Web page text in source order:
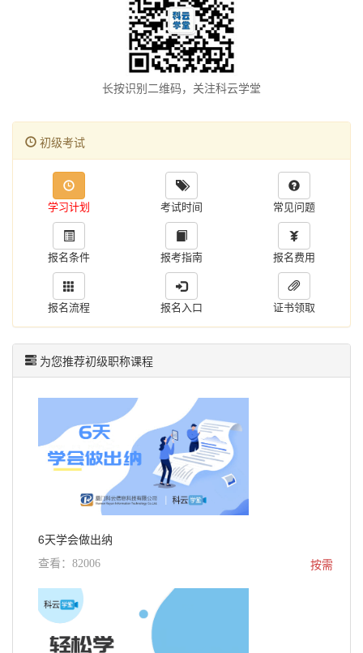
长按识别二维码，关注科云学堂
初级考试
学习计划 考试时间 常见问题
报名条件 报考指南 报名费用
报名流程 报名入口 证书领取
为您推荐初级职称课程
6天学会做出纳
按需
查看：82006